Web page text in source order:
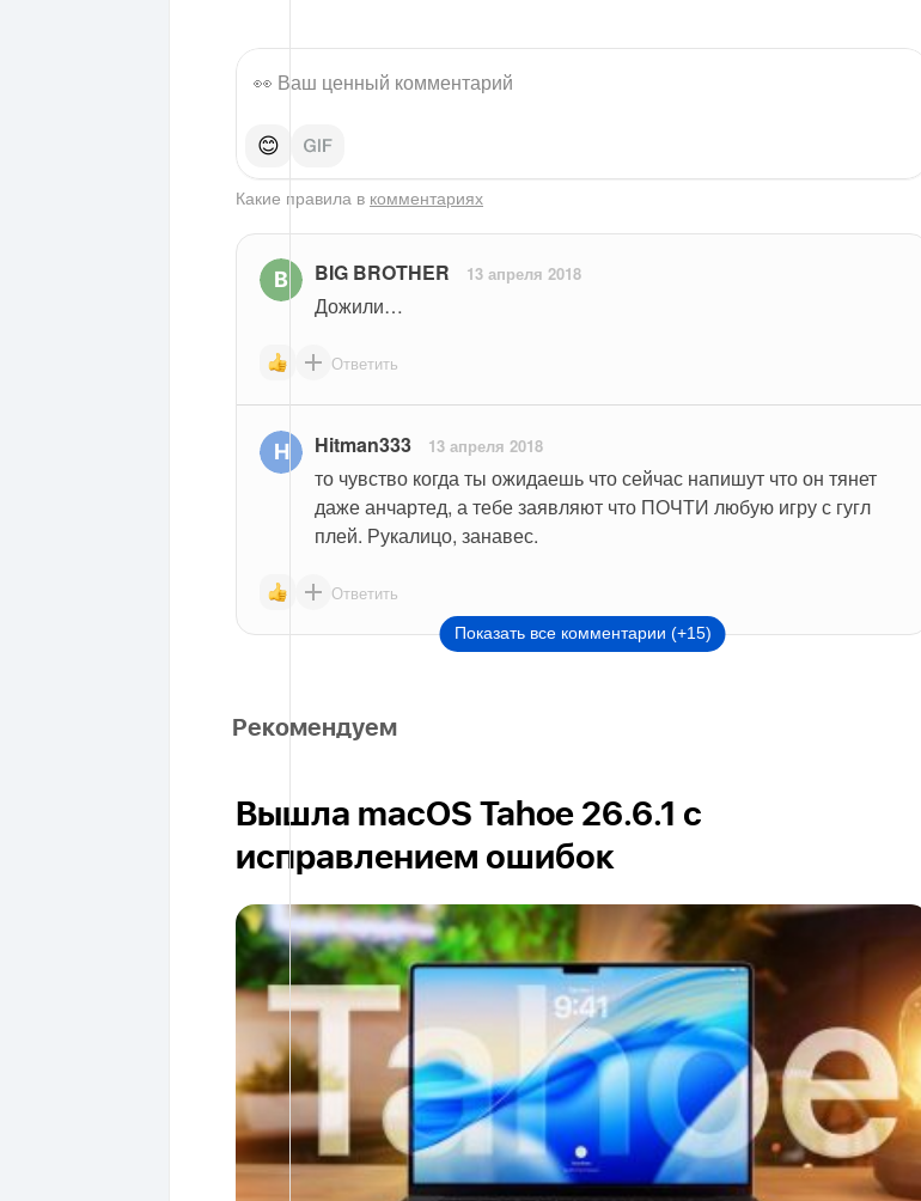
😊
Какие правила в комментариях
BIG BROTHER 13 апреля 2018
Дожили…
Ответить
Hitman333 13 апреля 2018
то чувство когда ты ожидаешь что сейчас напишут что он тянет
даже анчартед, а тебе заявляют что ПОЧТИ любую игру с гугл
плей. Рукалицо, занавес.
Ответить
Показать все комментарии (+15)
Рекомендуем
Вышла macOS Tahoe 26.6.1 с
исправлением ошибок